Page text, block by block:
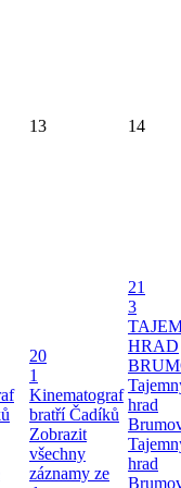
13 14
20
1
Kinematograf
bratří Čadíků
Zobrazit
všechny
záznamy ze
21
3
HRAD
hrad
hrad